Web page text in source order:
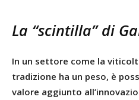
La “scintilla” di
In un settore come la
tradizione ha un peso, è
valore aggiunto